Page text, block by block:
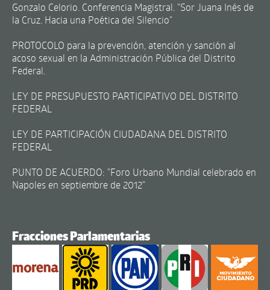
Gonzalo Celorio. Conferencia Magistral. "Sor Juana Inés de
la Cruz. Hacia una Poética del Silencio"
PROTOCOLO para la prevención, atención y sanción al
acoso sexual en la Administración Pública del Distrito
Federal.
LEY DE PRESUPUESTO PARTICIPATIVO DEL DISTRITO
FEDERAL
LEY DE PARTICIPACIÓN CIUDADANA DEL DISTRITO
FEDERAL
PUNTO DE ACUERDO: "Foro Urbano Mundial celebrado en
Napoles en septiembre de 2012"
Fracciones Parlamentarias